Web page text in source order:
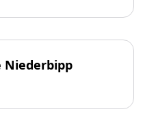
Niederbipp